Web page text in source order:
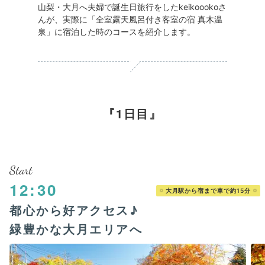
山梨・大月へ夫婦で誕生日旅行をしたkeikoookoさ
んが、実際に「全室露天風呂付き客室の宿 真木温
泉」に宿泊した時のコースを紹介します。
1日目
Start
12:30 大月駅から宿まで車で約15分
都心から好アクセス♪
緑豊かな大月エリアへ